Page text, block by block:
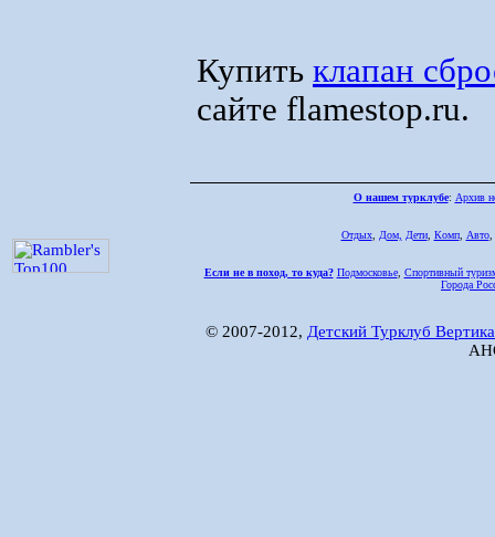
Купить клапан
сайте flamestop.ru.
О нашем турклубе: Архив
Отдых, Дом, Дети, Комп, Авто,
Если не в поход, то куда? Подмосковье, Спортивный
Города
© 2007-2012, Детский Турклуб